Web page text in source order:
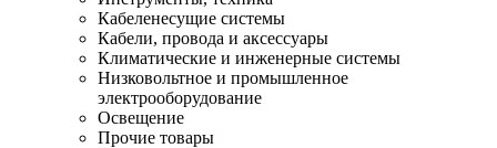
Кабеленесущие системы
Кабели, провода и аксессуары
Климатические и инженерные системы
Низковольтное и промышленное
электрооборудование
Освещение
Прочие товары